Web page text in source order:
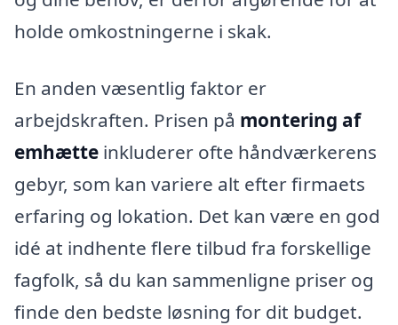
holde omkostningerne i skak.
En anden væsentlig faktor er
arbejdskraften. Prisen på montering af
emhætte inkluderer ofte håndværkerens
gebyr, som kan variere alt efter firmaets
erfaring og lokation. Det kan være en god
idé at indhente flere tilbud fra forskellige
fagfolk, så du kan sammenligne priser og
finde den bedste løsning for dit budget.